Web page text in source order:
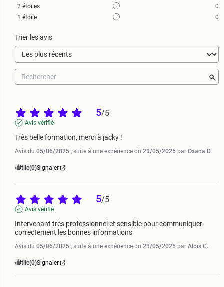
2 étoiles
0
1 étoile 0
Trier les avis
5/5
Avis vérifié
Très belle formation, merci à jacky !
Avis du 05/06/2025 , suite à une expérience du 29/05/2025 par Oxana D.
Utile(0)Signaler
5/5
Avis vérifié
Intervenant très professionnel et sensible pour communiquer
correctement les bonnes informations
Avis du 05/06/2025 , suite à une expérience du 29/05/2025 par Aloïs C.
Utile(0)Signaler